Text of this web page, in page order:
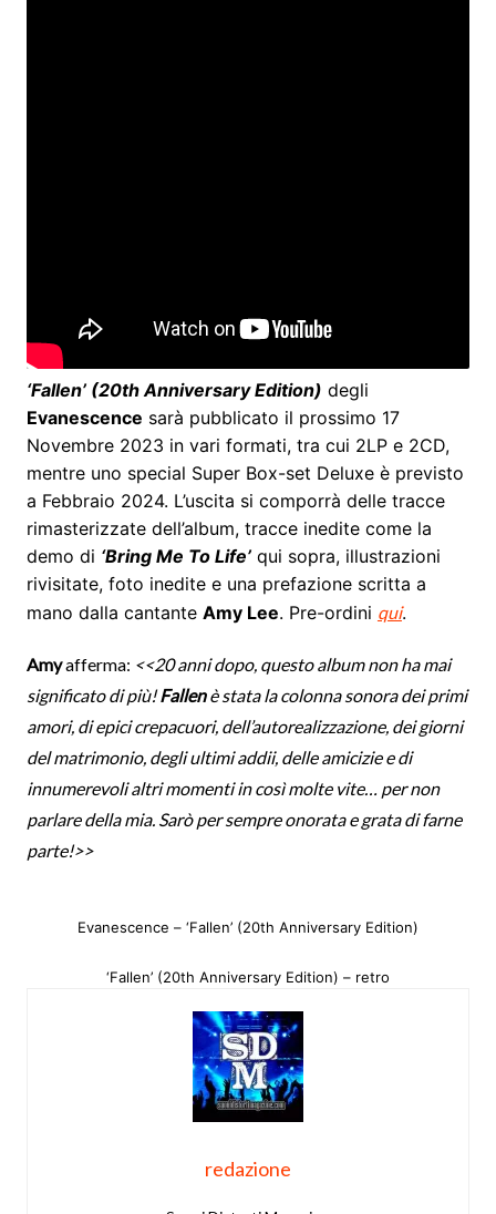
‘Fallen’ (20th Anniversary Edition) degli
Evanescence sarà pubblicato il prossimo 17
Novembre 2023 in vari formati, tra cui 2LP e 2CD,
mentre uno special Super Box-set Deluxe è previsto
a Febbraio 2024. L’uscita si comporrà delle tracce
rimasterizzate dell’album, tracce inedite come la
demo di ‘Bring Me To Life’qui sopra, illustrazioni
rivisitate, foto inedite e una prefazione scritta a
mano dalla cantante Amy Lee. Pre-ordini qui.
Amyafferma: <<20 anni dopo, questo album non ha mai
significato di più!Fallenè stata la colonna sonora dei primi
amori, di epici crepacuori, dell’autorealizzazione, dei giorni
del matrimonio, degli ultimi addii, delle amicizie e di
innumerevoli altri momenti in così molte vite… per non
parlare della mia. Sarò per sempre onorata e grata di farne
parte!>>
Evanescence – ‘Fallen’ (20th Anniversary Edition)
‘Fallen’ (20th Anniversary Edition) – retro
redazione